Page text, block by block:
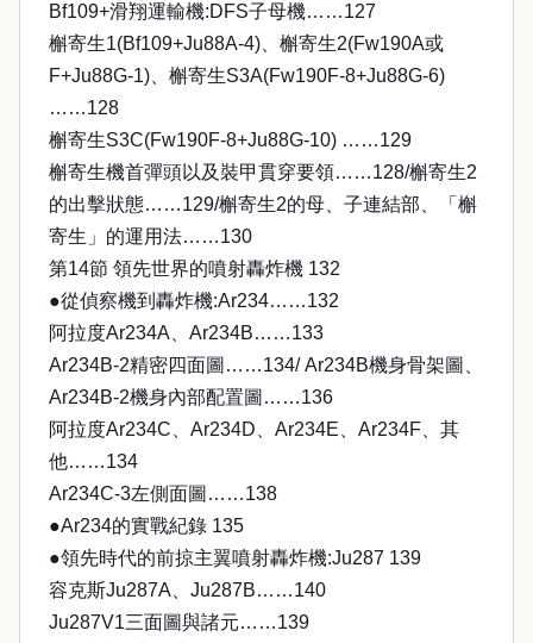
Bf109+滑翔運輸機:DFS子母機……127
槲寄生1(Bf109+Ju88A-4)、槲寄生2(Fw190A或
F+Ju88G-1)、槲寄生S3A(Fw190F-8+Ju88G-6)
……128
槲寄生S3C(Fw190F-8+Ju88G-10) ……129
槲寄生機首彈頭以及裝甲貫穿要領……128/槲寄生2
的出擊狀態……129/槲寄生2的母、子連結部、「槲
寄生」的運用法……130
第14節 領先世界的噴射轟炸機 132
●從偵察機到轟炸機:Ar234……132
阿拉度Ar234A、Ar234B……133
Ar234B-2精密四面圖……134/ Ar234B機身骨架圖、
Ar234B-2機身內部配置圖……136
阿拉度Ar234C、Ar234D、Ar234E、Ar234F、其
他……134
Ar234C-3左側面圖……138
●Ar234的實戰紀錄 135
●領先時代的前掠主翼噴射轟炸機:Ju287 139
容克斯Ju287A、Ju287B……140
Ju287V1三面圖與諸元……139